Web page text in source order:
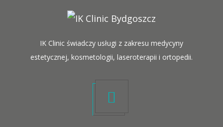
IK Clinic świadczy usługi z zakresu medycyny
estetycznej, kosmetologii, laseroterapii i ortopedii.